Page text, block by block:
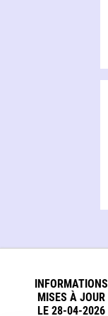
INFORMATIONS
MISES À JOUR
LE 28-04-2026